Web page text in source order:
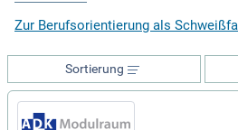
Zur Berufsorientierung als
Sortierung